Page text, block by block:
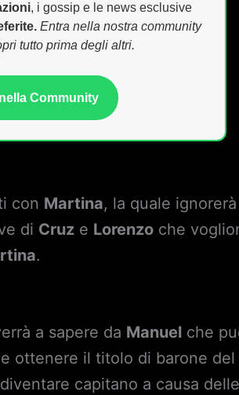
, i gossip e le news esclusive
Entra nella nostra community
tutto prima degli altri.
Community
con Martina, la quale
di Cruz e Lorenzo che
.
a sapere da Manuel che
ottenere il titolo di barone
capitano a causa